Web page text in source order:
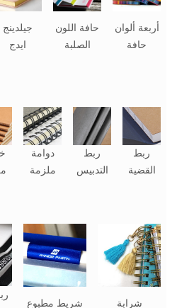
جيلدينج
ايدج
حافة اللون
الصلبة
أربعة ألوان
حافة
دوامة
ملزمة
ربط
التدبيس
ربط
القضية
شريط مطبوع شرابة